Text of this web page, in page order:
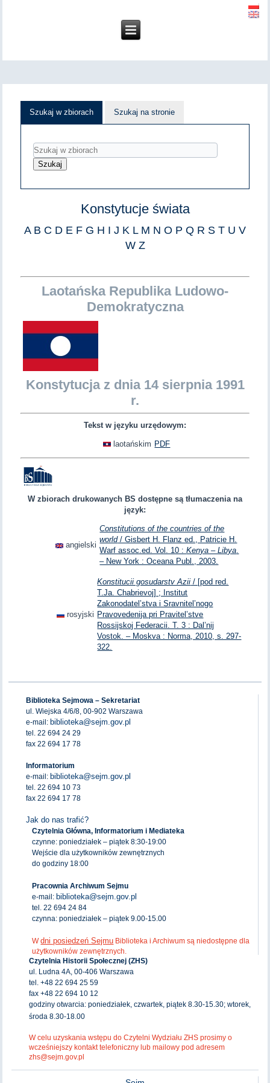
Szukaj w zbiorach Szukaj na stronie
Konstytucje świata
A B C D E F G H I J K L M N O P Q R S T U V
W Z
Laotańska Republika Ludowo-
Demokratyczna
Konstytucja z dnia 14 sierpnia 1991
r.
Tekst w języku urzędowym:
laotańskim PDF
W zbiorach drukowanych BS dostępne są tłumaczenia na
język:
angielski
Constitutions of the countries of the
world/ Gisbert H. Flanz ed., Patricie H.
Warf assoc.ed. Vol. 10 :Kenya – Libya.
– New York : Oceana Publ., 2003.
rosyjski
Konstitucii gosudarstv Azii / [pod red.
T.Ja. Chabrievoj] ; Institut
Zakonodatel’stva i Sravnitel’nogo
Pravovedenija pri Pravitel’stve
Rossijskoj Federacii. T. 3 : Dal’nij
Vostok. – Moskva : Norma, 2010, s. 297-
322.
Biblioteka Sejmowa – Sekretariat
ul. Wiejska 4/6/8, 00-902 Warszawa
e-mail: biblioteka@sejm.gov.pl
tel. 22 694 24 29
fax 22 694 17 78
Informatorium
e-mail: biblioteka@sejm.gov.pl
tel. 22 694 10 73
fax 22 694 17 78
Jak do nas trafić?
Czytelnia Główna, Informatorium i Mediateka
czynne: poniedziałek – piątek 8:30-19:00
Wejście dla użytkowników zewnętrznych
do godziny 18:00
Pracownia Archiwum Sejmu
e-mail: biblioteka@sejm.gov.pl
tel. 22 694 24 84
czynna: poniedziałek – piątek 9.00-15.00
Wdni posiedzeń Sejmu Biblioteka i Archiwum są niedostępne dla
użytkowników zewnętrznych.
Czytelnia Historii Społecznej (ZHS)
ul. Ludna 4A, 00-406 Warszawa
tel. +48 22 694 25 59
fax +48 22 694 10 12
godziny otwarcia: poniedziałek, czwartek, piątek 8.30-15.30; wtorek,
środa 8.30-18.00
W celu uzyskania wstępu do Czytelni Wydziału ZHS prosimy o
wcześniejszy kontakt telefoniczny lub mailowy pod adresem
zhs@sejm.gov.pl